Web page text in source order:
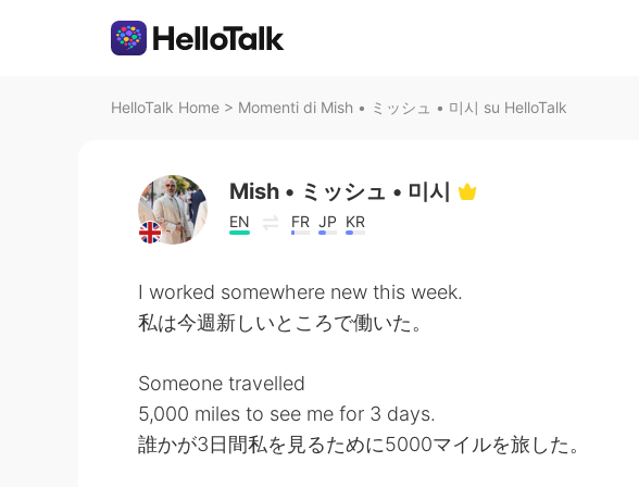
HelloTalk Home > Momenti di Mish • ミッシュ • 미시 su HelloTalk
Mish • ミッシュ • 미시
EN FR JP KR
I worked somewhere new this week.
私は今週新しいところで働いた。
Someone travelled
5,000 miles to see me for 3 days.
誰かが3日間私を見るために5000マイルを旅した。